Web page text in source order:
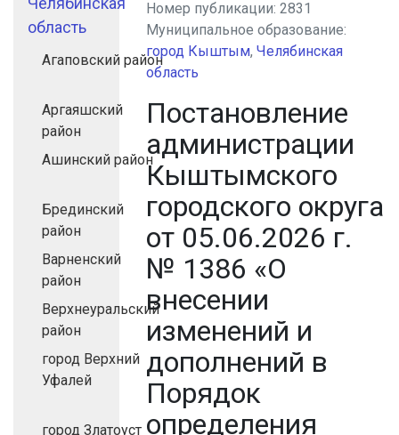
область
Агаповский район
Аргаяшский
район
Ашинский район
Брединский
район
Варненский
район
Верхнеуральский
район
город Верхний
Уфалей
город Златоуст
Номер публикации:2831
Муниципальное образование:
город Кыштым,Челябинская
область
Постановление
администрации
Кыштымского
городского округа
от 05.06.2026 г.
№ 1386 «О
внесении
изменений и
дополнений в
Порядок
определения